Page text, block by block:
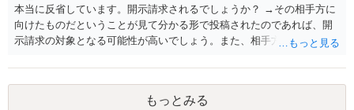
本当に反省しています。開示請求されるでしょうか？ →その相手方に
向けたものだということが見て分かる形で投稿されたのであれば、開
示請求の対象となる可能性が高いでしょう。また、相手方の投稿した
と存じます。発信者情報開示請求が進むと、投稿に使った回線の契約
者のところに、意見照会がなされます。アカウント情報開示の場合
は、アカウントの登録メールに意見照会がなされます。 また、された
もっとみる